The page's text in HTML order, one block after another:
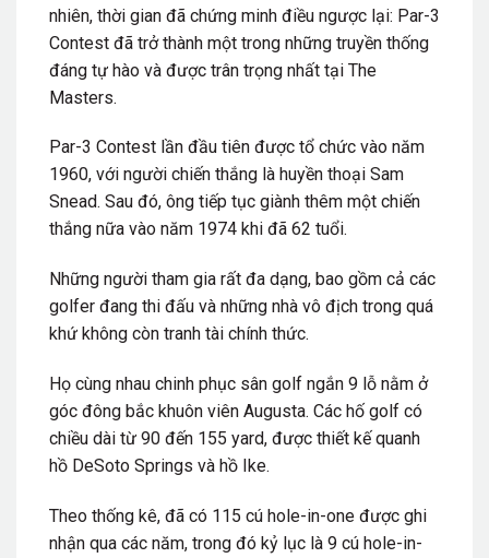
nhiên, thời gian đã chứng minh điều ngược lại: Par-3
Contest đã trở thành một trong những truyền thống
đáng tự hào và được trân trọng nhất tại The
Masters.
Par-3 Contest lần đầu tiên được tổ chức vào năm
1960, với người chiến thắng là huyền thoại Sam
Snead. Sau đó, ông tiếp tục giành thêm một chiến
thắng nữa vào năm 1974 khi đã 62 tuổi.
Những người tham gia rất đa dạng, bao gồm cả các
golfer đang thi đấu và những nhà vô địch trong quá
khứ không còn tranh tài chính thức.
Họ cùng nhau chinh phục sân golf ngắn 9 lỗ nằm ở
góc đông bắc khuôn viên Augusta. Các hố golf có
chiều dài từ 90 đến 155 yard, được thiết kế quanh
hồ DeSoto Springs và hồ Ike.
Theo thống kê, đã có 115 cú hole-in-one được ghi
nhận qua các năm, trong đó kỷ lục là 9 cú hole-in-